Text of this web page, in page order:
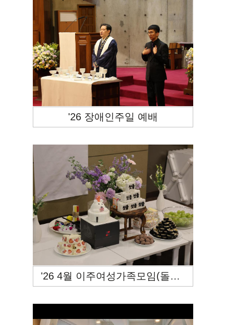
'26 장애인주일 예배
'26 4월 이주여성가족모임(돌잔치)